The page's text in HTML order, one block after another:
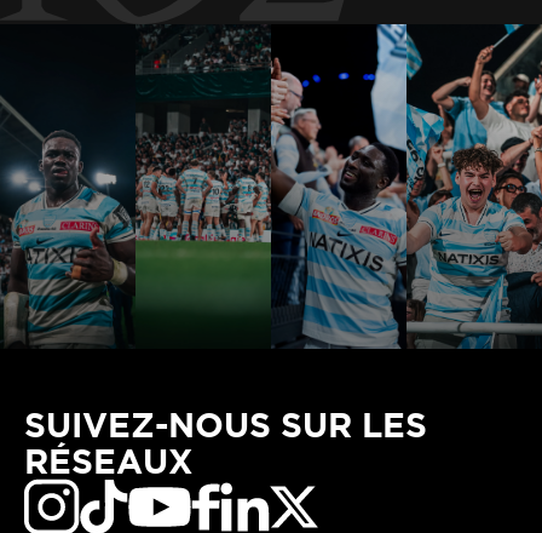
SUIVEZ-NOUS SUR LES
RÉSEAUX